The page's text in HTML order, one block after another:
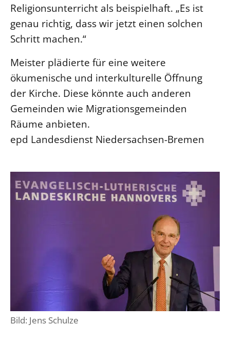
Religionsunterricht als beispielhaft. „Es ist
genau richtig, dass wir jetzt einen solchen
Schritt machen.“
Meister plädierte für eine weitere
ökumenische und interkulturelle Öffnung
der Kirche. Diese könnte auch anderen
Gemeinden wie Migrationsgemeinden
Räume anbieten.
epd Landesdienst Niedersachsen-Bremen
Bild: Jens Schulze